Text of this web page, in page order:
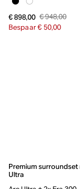
€ 898,00 € 948,00
Bespaar € 50,00
Premium surroundset
Ultra